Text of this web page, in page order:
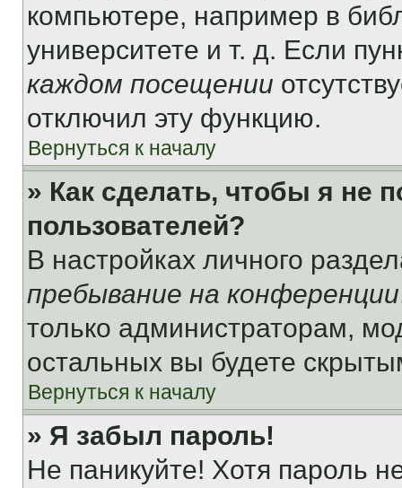
компьютере, например в
университете и т. д. Если
каждом посещении
отключил эту функцию.
Вернуться к началу
» Как сделать, чтобы я не
пользователей?
В настройках личного
пребывание на конференции
только администраторам,
остальных вы будете
Вернуться к началу
» Я забыл пароль!
Не паникуйте! Хотя пароль